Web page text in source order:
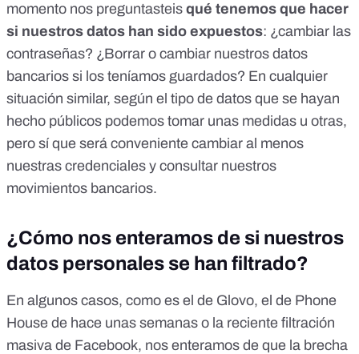
momento nos preguntasteis qué tenemos que hacer
si nuestros datos han sido expuestos: ¿cambiar las
contraseñas? ¿Borrar o cambiar nuestros datos
bancarios si los teníamos guardados? En cualquier
situación similar, según el tipo de datos que se hayan
hecho públicos podemos tomar unas medidas u otras,
pero sí que será conveniente cambiar al menos
nuestras credenciales y consultar nuestros
movimientos bancarios.
¿Cómo nos enteramos de si nuestros
datos personales se han filtrado?
En algunos casos, como es el de Glovo, el de Phone
House de hace unas semanas o la reciente filtración
masiva de Facebook, nos enteramos de que la brecha